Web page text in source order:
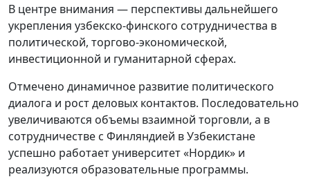
В центре внимания — перспективы дальнейшего
укрепления узбекско-финского сотрудничества в
политической, торгово-экономической,
инвестиционной и гуманитарной сферах.
Отмечено динамичное развитие политического
диалога и рост деловых контактов. Последовательно
увеличиваются объемы взаимной торговли, а в
сотрудничестве с Финляндией в Узбекистане
успешно работает университет «Нордик» и
реализуются образовательные программы.